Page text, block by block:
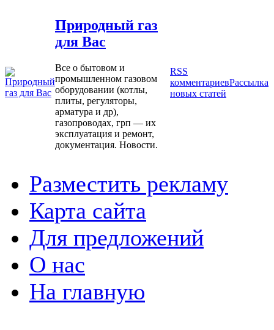
Природный газ
для Вас
Все о бытовом и
промышленном газовом
оборудовании (котлы,
плиты, регуляторы,
арматура и др),
газопроводах, грп — их
эксплуатация и ремонт,
документация. Новости.
RSS
комментариевРассылка
новых статей
Разместить рекламу
Карта сайта
Для предложений
О нас
На главную